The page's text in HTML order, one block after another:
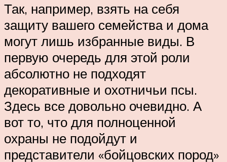
Так, например, взять на себя
защиту вашего семейства и дома
могут лишь избранные виды. В
первую очередь для этой роли
абсолютно не подходят
декоративные и охотничьи псы.
Здесь все довольно очевидно. А
вот то, что для полноценной
охраны не подойдут и
представители «бойцовских пород»